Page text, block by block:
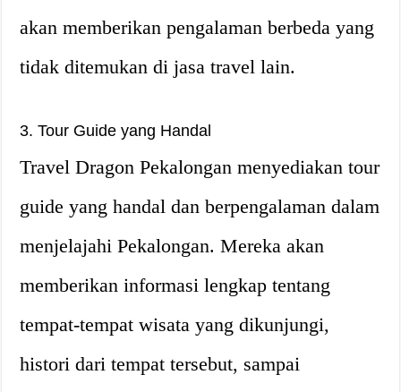
akan memberikan pengalaman berbeda yang
tidak ditemukan di jasa travel lain.
3. Tour Guide yang Handal
Travel Dragon Pekalongan menyediakan tour
guide yang handal dan berpengalaman dalam
menjelajahi Pekalongan. Mereka akan
memberikan informasi lengkap tentang
tempat-tempat wisata yang dikunjungi,
histori dari tempat tersebut, sampai